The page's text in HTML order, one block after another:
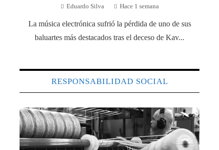
Eduardo Silva Hace 1 semana
La música electrónica sufrió la pérdida de uno de sus
baluartes más destacados tras el deceso de Kav...
RESPONSABILIDAD SOCIAL